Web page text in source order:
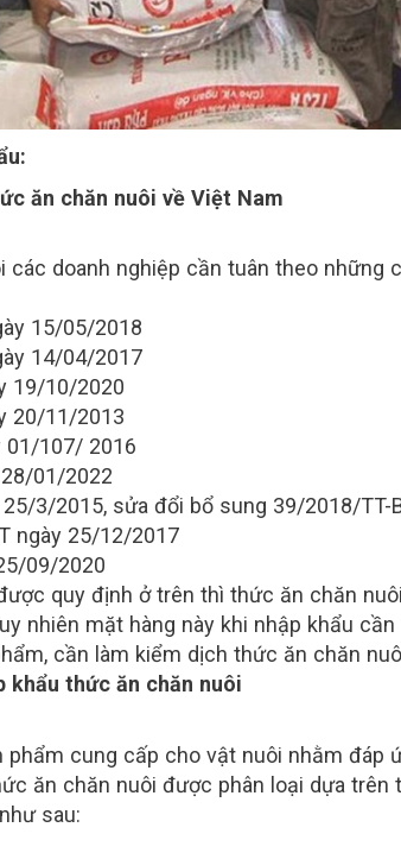
ăn chăn nuôi về Việt Nam
doanh nghiệp cần tuân theo những
15/05/2018
14/04/2017
19/10/2020
20/11/2013
107/ 2016
01/2022
3/2015, sửa đổi bổ sung 39/2018/TT-
ngày 25/12/2017
09/2020
quy định ở trên thì thức ăn chăn
nhiên mặt hàng này khi nhập khẩu
cần làm kiểm dịch thức ăn chăn
khẩu thức ăn chăn nuôi
cung cấp cho vật nuôi nhằm đáp
ăn chăn nuôi được phân loại dựa
sau: